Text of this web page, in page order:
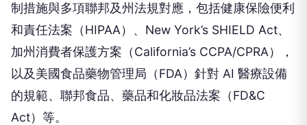
制措施與多項聯邦及州法規對應，包括健康保險便利
和責任法案（HIPAA）、New York’s SHIELD Act、
加州消費者保護方案（California’s CCPA/CPRA），
以及美國食品藥物管理局（FDA）針對 AI 醫療設備
的規範、聯邦食品、藥品和化妝品法案（FD&C
Act）等。